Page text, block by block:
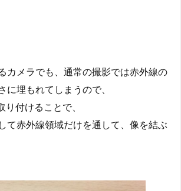
カメラでも、通常の撮影では赤外線の
に埋もれてしまうので、
り付けることで、
て赤外線領域だけを通して、像を結ぶ